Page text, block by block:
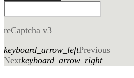
reCaptcha v3
keyboard_arrow_leftPrevious
Nextkeyboard_arrow_right